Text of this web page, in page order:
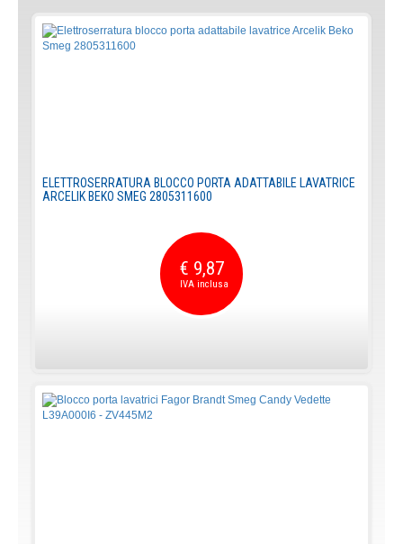
ELETTROSERRATURA BLOCCO PORTA ADATTABILE LAVATRICE
ARCELIK BEKO SMEG 2805311600
€ 9,87